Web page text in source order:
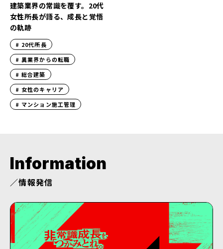
建築業界の常識を覆す。20代
女性所長が語る、成長と覚悟
の軌跡
20代所長
異業界からの転職
総合建築
女性のキャリア
マンション施工管理
Information
情報発信